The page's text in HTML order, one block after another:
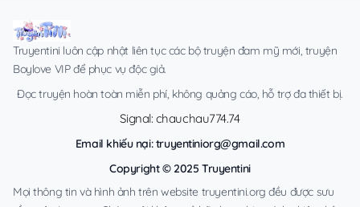
Truyentini luôn cập nhật liên tục các bộ truyện đam mỹ mới, truyện
Boylove VIP để phục vụ độc giả.
Đọc truyện hoàn toàn miễn phí, không quảng cáo, hỗ trợ đa thiết bị.
Signal: chauchau774.74
Email khiếu nại:truyentiniorg@gmail.com
Copyright © 2025 Truyentini
Mọi thông tin và hình ảnh trên website truyentini.org đều được sưu